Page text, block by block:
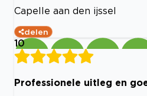
Capelle aan den ijssel
delen
10
Professionele uitleg en